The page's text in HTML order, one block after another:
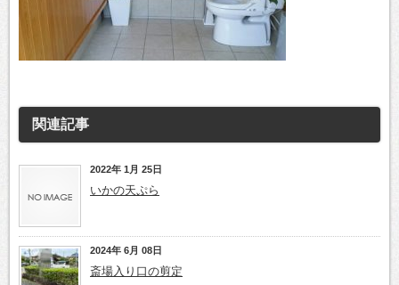
関連記事
2022年 1月 25日
いかの天ぷら
2024年 6月 08日
斎場入り口の剪定